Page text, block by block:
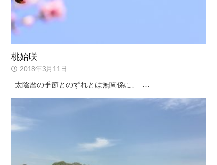
桃始咲
2018年3月11日
太陰暦の季節とのずれとは無関係に、 …